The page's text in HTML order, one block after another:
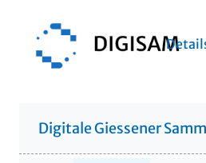
Digitale Giessener